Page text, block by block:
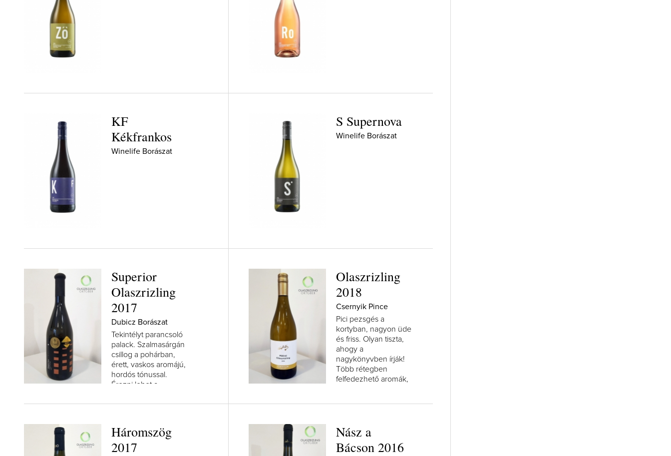
KF
Kékfrankos
Winelife Borászat
S Supernova
Winelife Borászat
Superior
Olaszrizling
2017
Dubicz Borászat
Tekintélyt parancsoló
palack. Szalmasárgán
csillog a pohárban,
érett, vaskos aromájú,
hordós tónussal.
Érezni lehet a
Olaszrizling
2018
Csernyik Pince
Pici pezsgés a
kortyban, nagyon üde
és friss. Olyan tiszta,
ahogy a
nagykönyvben írják!
Több rétegben
felfedezhető aromák,
Háromszög
2017
Nász a
Bácson 2016